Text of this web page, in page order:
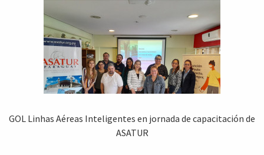
GOL Linhas Aéreas Inteligentes en jornada de capacitación de
ASATUR